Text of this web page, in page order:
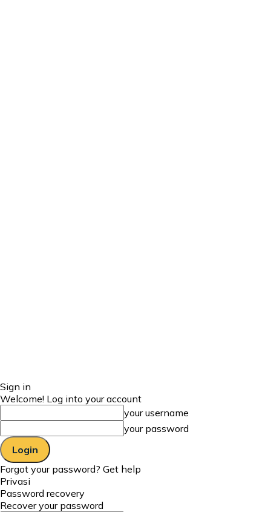
Sign in
Welcome! Log into your account
your username
your password
Forgot your password? Get help
Privasi
Password recovery
Recover your password